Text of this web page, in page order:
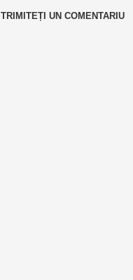
TRIMITEȚI UN COMENTARIU